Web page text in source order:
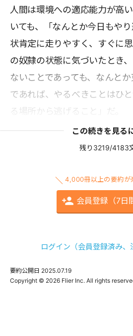
人間は環境への適応能力が高
いても、「なんとか今日もや
状肯定に走りやすく、すぐに
の奴隷の状態に気づいたとき
ないことであっても、なんと
であれば、やるべきことはひ
る場所から逃げること」だ。
この続きを見る
残り3219/4183
4,000冊以上の要約が
会員登録（7日
ログイン（会員登録済み、
要約公開日 2025.07.19